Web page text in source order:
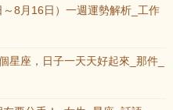
8月16日）一週運勢解析_工作
星座，日子一天天好起來_那件_